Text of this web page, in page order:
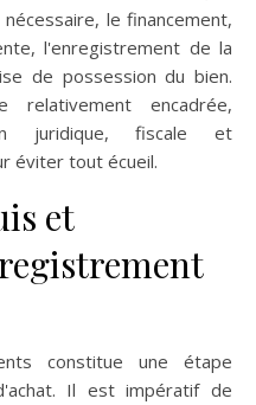
le financement,
l'enregistrement de la
de possession du bien.
encadrée,
juridique, fiscale et
éviter tout écueil.
et
constitue une étape
Il est impératif de